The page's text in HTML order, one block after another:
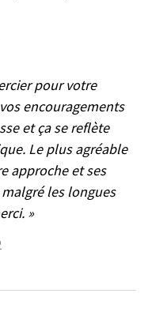
pour votre
encouragements
et ça se reflète
Le plus agréable
approche et ses
les longues
»